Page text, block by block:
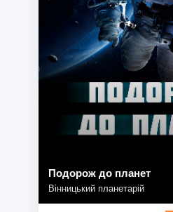
Подорож до планет
Вінницький планетарій